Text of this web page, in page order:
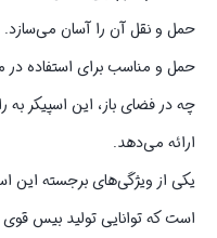
حمل و نقل آن را آسان می‌سازد.
حمل و مناسب برای استفاده
چه در فضای باز، این اسپیکر
ارائه می‌دهد.
است که توانایی تولید بیس